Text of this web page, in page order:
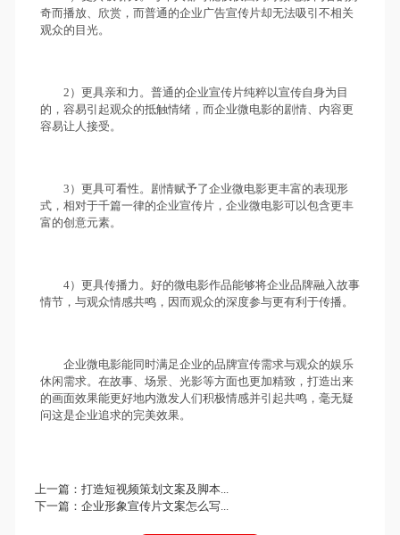
奇而播放、欣赏，而普通的企业广告宣传片却无法吸引不相关
观众的目光。
2）更具亲和力。普通的企业宣传片纯粹以宣传自身为目
的，容易引起观众的抵触情绪，而企业微电影的剧情、内容更
容易让人接受。
3）更具可看性。剧情赋予了企业微电影更丰富的表现形
式，相对于千篇一律的企业宣传片，企业微电影可以包含更丰
富的创意元素。
4）更具传播力。好的微电影作品能够将企业品牌融入故事
情节，与观众情感共鸣，因而观众的深度参与更有利于传播。
企业微电影能同时满足企业的品牌宣传需求与观众的娱乐
休闲需求。在故事、场景、光影等方面也更加精致，打造出来
的画面效果能更好地内激发人们积极情感并引起共鸣，毫无疑
问这是企业追求的完美效果。
上一篇：打造短视频策划文案及脚本...
下一篇：企业形象宣传片文案怎么写...